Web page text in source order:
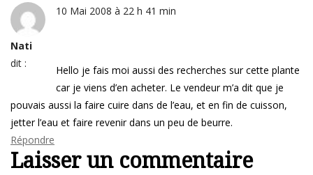
Nati
dit :
10 Mai 2008 à 22 h 41 min
Hello je fais moi aussi des recherches sur cette plante
car je viens d’en acheter. Le vendeur m’a dit que je
pouvais aussi la faire cuire dans de l’eau, et en fin de cuisson,
jetter l’eau et faire revenir dans un peu de beurre.
Répondre
Laisser un commentaire